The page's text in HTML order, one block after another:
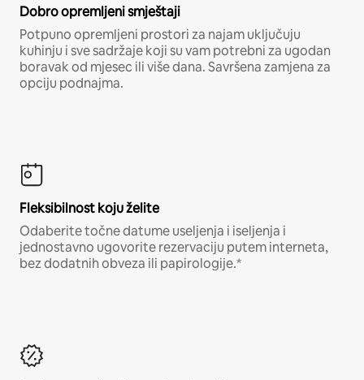
Dobro opremljeni smještaji
Potpuno opremljeni prostori za najam uključuju
kuhinju i sve sadržaje koji su vam potrebni za ugodan
boravak od mjesec ili više dana. Savršena zamjena za
opciju podnajma.
Fleksibilnost koju želite
Odaberite točne datume useljenja i iseljenja i
jednostavno ugovorite rezervaciju putem interneta,
bez dodatnih obveza ili papirologije.*